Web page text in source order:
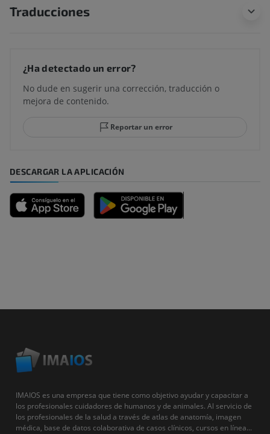
Traducciones
¿Ha detectado un error?
No dude en sugerir una corrección, traducción o
mejora de contenido.
Reportar un error
DESCARGAR LA APLICACIÓN
IMAIOS es una empresa que tiene como objetivo ayudar y capacitar a
los profesionales cuidadores de humanos y de animales. Al servicio de
los profesionales de la salud a través de atlas de anatomía, imagen
médica, base de datos colaborativa de casos clínicos, cursos en línea...